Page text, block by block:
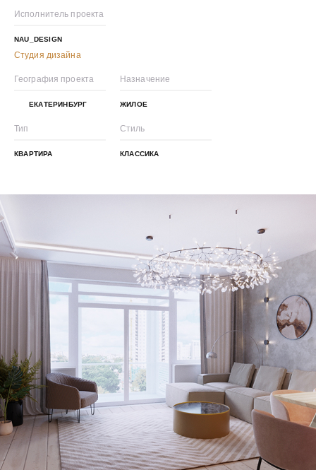
Исполнитель проекта
NAU_DESIGN
Студия дизайна
География проекта
ЕКАТЕРИНБУРГ
Назначение
ЖИЛОЕ
Тип
КВАРТИРА
Стиль
КЛАССИКА